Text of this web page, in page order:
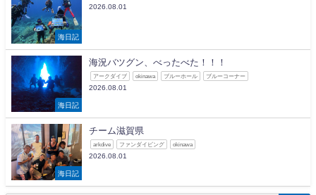
海日記
2026.08.01
海日記
海況バツグン、べったべた！！！
アークダイブ okinawa ブルーホール ブルーコーナー
2026.08.01
海日記
チーム滋賀県
arkdive ファンダイビング okinawa
2026.08.01